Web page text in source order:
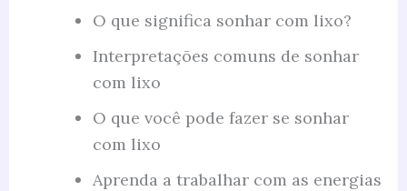
O que significa sonhar com lixo?
Interpretações comuns de sonhar
com lixo
O que você pode fazer se sonhar
com lixo
Aprenda a trabalhar com as energias